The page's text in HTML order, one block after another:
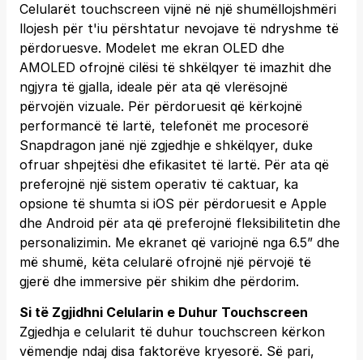
Celularët touchscreen vijnë në një shumëllojshmëri
llojesh për t'iu përshtatur nevojave të ndryshme të
përdoruesve. Modelet me ekran OLED dhe
AMOLED ofrojnë cilësi të shkëlqyer të imazhit dhe
ngjyra të gjalla, ideale për ata që vlerësojnë
përvojën vizuale. Për përdoruesit që kërkojnë
performancë të lartë, telefonët me procesorë
Snapdragon janë një zgjedhje e shkëlqyer, duke
ofruar shpejtësi dhe efikasitet të lartë. Për ata që
preferojnë një sistem operativ të caktuar, ka
opsione të shumta si iOS për përdoruesit e Apple
dhe Android për ata që preferojnë fleksibilitetin dhe
personalizimin. Me ekranet që variojnë nga 6.5” dhe
më shumë, këta celularë ofrojnë një përvojë të
gjerë dhe immersive për shikim dhe përdorim.
Si të Zgjidhni Celularin e Duhur Touchscreen
Zgjedhja e celularit të duhur touchscreen kërkon
vëmendje ndaj disa faktorëve kryesorë. Së pari,